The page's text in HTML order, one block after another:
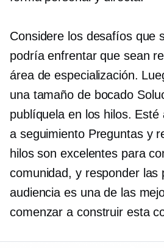
Considere los desafíos que
podría enfrentar que sean
área de especialización.
una tamaño de bocado
publíquela en los hilos. Esté
a seguimientoPreguntas y
hilos son excelentes para
comunidad, y responder las
audiencia es una de las
comenzar a construir esta